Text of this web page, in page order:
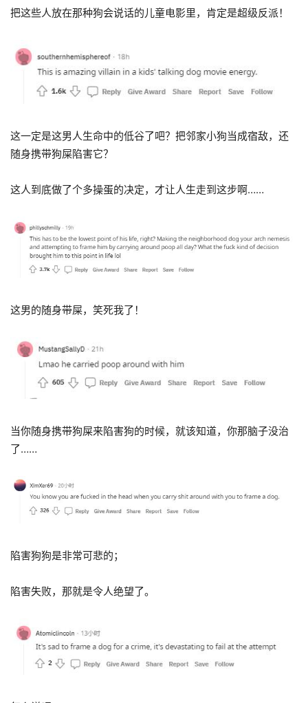
把这些人放在那种狗会说话的儿童电影里，肯定是超级反派！
这一定是这男人生命中的低谷了吧？把邻家小狗当成宿敌，还
随身携带狗屎陷害它？
这人到底做了个多操蛋的决定，才让人生走到这步啊……
这男的随身带屎，笑死我了！
当你随身携带狗屎来陷害狗的时候，就该知道，你那脑子没治
了……
陷害狗狗是非常可悲的；
陷害失败，那就是令人绝望了。